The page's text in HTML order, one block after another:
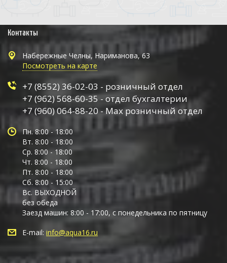
Контакты
Набережные Челны, Нариманова, 63
Посмотреть на карте
+7 (8552) 36-02-03 - розничный отдел
+7 (962) 568-60-35 - отдел бухгалтерии
+7 (960) 064-88-20 - Max розничный отдел
Пн. 8:00 - 18:00
Вт. 8:00 - 18:00
Ср. 8:00 - 18:00
Чт. 8:00 - 18:00
Пт. 8:00 - 18:00
Сб. 8:00 - 15:00
Вс. ВЫХОДНОЙ
без обеда
Заезд машин: 8:00 - 17:00, с понедельника по пятницу
E-mail: info@aqua16.ru